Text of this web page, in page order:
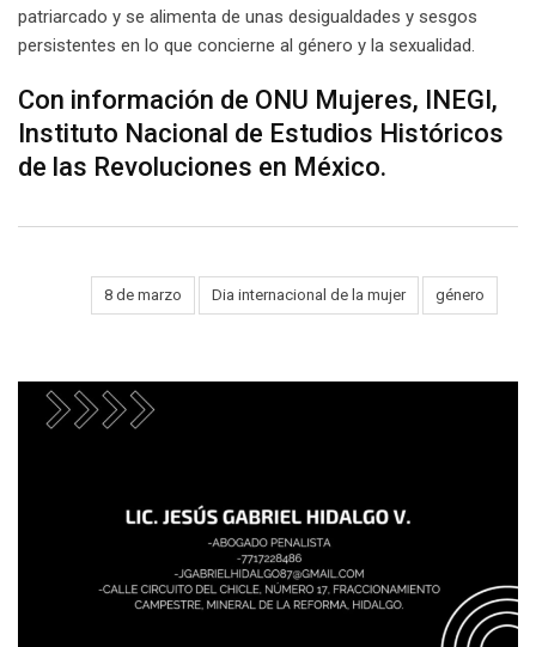
patriarcado y se alimenta de unas desigualdades y sesgos
persistentes en lo que concierne al género y la sexualidad.
Con información de ONU Mujeres, INEGI,
Instituto Nacional de Estudios Históricos
de las Revoluciones en México.
8 de marzo Dia internacional de la mujer género